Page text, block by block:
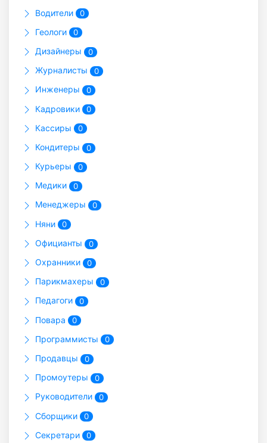
Водители 0
Геологи 0
Дизайнеры 0
Журналисты 0
Инженеры 0
Кадровики 0
Кассиры 0
Кондитеры 0
Курьеры 0
Медики 0
Менеджеры 0
Няни 0
Официанты 0
Охранники 0
Парикмахеры 0
Педагоги 0
Повара 0
Программисты 0
Продавцы 0
Промоутеры 0
Руководители 0
Сборщики 0
Секретари 0